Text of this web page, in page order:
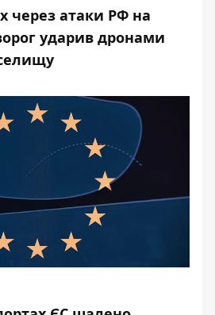
через атаки РФ на
ударив дронами